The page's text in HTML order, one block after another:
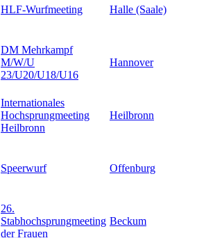
HLF-Wurfmeeting Halle (Saale)
DM Mehrkampf
M/W/U
23/U20/U18/U16
Hannover
Internationales
Hochsprungmeeting
Heilbronn
Heilbronn
Speerwurf Offenburg
26.
Stabhochsprungmeeting
der Frauen
Beckum